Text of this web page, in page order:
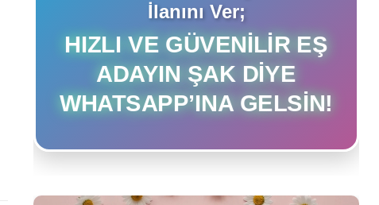
İlanını Ver;
HIZLI VE GÜVENILIR EŞ
ADAYIN ŞAK DIYE
WHATSAPP’INA GELSIN!